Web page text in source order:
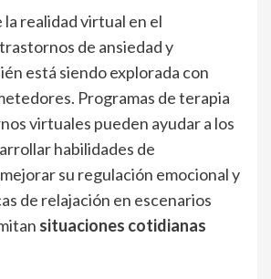
la realidad virtual en el
de ansiedad y
está siendo explorada con
Programas de terapia
virtuales pueden ayudar a los
habilidades de
su regulación emocional y
de relajación en escenarios
situaciones cotidianas